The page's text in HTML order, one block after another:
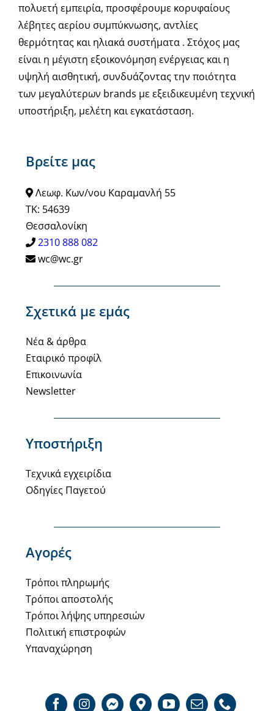
Βρείτε μας
Λεωφ. Κων/νου Καραμανλή 55
ΤΚ: 54639
Θεσσαλονίκη
2310 888 082
wc@wc.gr
Σχετικά με εμάς
Νέα & άρθρα
Εταιρικό προφίλ
Επικοινωνία
Newsletter
Υποστήριξη
Τεχνικά εγχειρίδια
Οδηγίες Παγετού
Αγορές
Τρόποι πληρωμής
Τρόποι αποστολής
Τρόποι λήψης υπηρεσιών
Πολιτική επιστροφών
Υπαναχώρηση
πολυετή εμπειρία, προσφέρουμε κορυφαίους
λέβητες αερίου συμπύκνωσης, αντλίες
θερμότητας και ηλιακά συστήματα . Στόχος μας
είναι η μέγιστη εξοικονόμηση ενέργειας και η
υψηλή αισθητική, συνδυάζοντας την ποιότητα
των μεγαλύτερων brands με εξειδικευμένη τεχνική
υποστήριξη, μελέτη και εγκατάσταση.